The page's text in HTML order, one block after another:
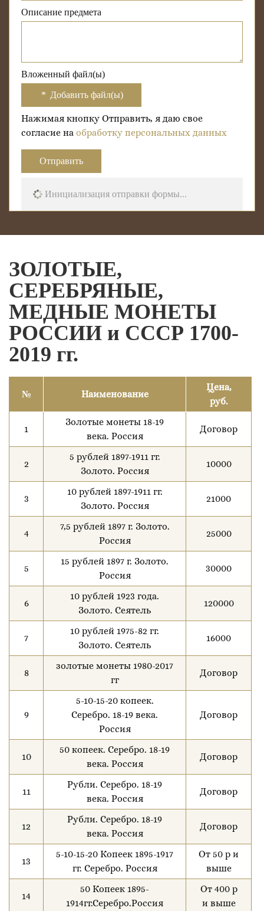
Описание предмета
Вложенный файл(ы)
Добавить файл(ы)
Нажимая кнопку Отправить, я даю свое
согласие на обработку персональных данных
Отправить
Инициализация отправки формы...
ЗОЛОТЫЕ,
СЕРЕБРЯНЫЕ,
МЕДНЫЕ МОНЕТЫ
РОССИИ и СССР 1700-
2019 гг.
№ Наименование
Цена,
руб.
1
Золотые монеты 18-19
века. Россия
Договор
2
5 рублей 1897-1911 гг.
Золото. Россия
10000
3
10 рублей 1897-1911 гг.
Золото. Россия
21000
4
7,5 рублей 1897 г. Золото.
Россия
25000
5
15 рублей 1897 г. Золото.
Россия
30000
6
10 рублей 1923 года.
Золото. Сеятель
120000
7
10 рублей 1975-82 гг.
Золото. Сеятель
16000
8
золотые монеты 1980-2017
гг
Договор
9
5-10-15-20 копеек.
Серебро. 18-19 века.
Россия
Договор
10
50 копеек. Серебро. 18-19
века. Россия
Договор
11
Рубли. Серебро. 18-19
века. Россия
Договор
12
Рубли. Серебро. 18-19
века. Россия
Договор
13
5-10-15-20 Копеек 1895-1917
гг. Серебро. Россия
От 50 р и
выше
14
50 Копеек 1895-
1914гг.Серебро.Россия
От 400 р
и выше